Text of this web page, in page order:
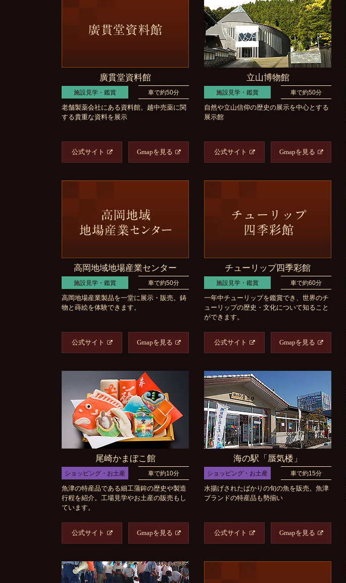
廣貫堂資料館
施設見学・鑑賞 車で約50分
老舗製薬会社にある資料館。越中売薬に関
する貴重な資料を展示
公式サイト Gmapを見る
立山博物館
施設見学・鑑賞 車で約50分
自然や立山信仰の歴史の展示を中心とする
展示館
公式サイト Gmapを見る
高岡地域地場産業センター
施設見学・鑑賞 車で約50分
高岡地場産業製品を一堂に展示・販売。鋳
物と蒔絵を体験できます。
公式サイト Gmapを見る
チューリップ四季彩館
施設見学・鑑賞 車で約60分
一年中チューリップを鑑賞でき、世界のチ
ューリップの歴史・文化について知ること
ができます。
公式サイト Gmapを見る
尾崎かまぼこ館
ショッピング・お土産 車で約10分
魚津の特産品である細工蒲鉾の歴史や製造
行程を紹介。工場見学やお土産の販売もし
ています。
公式サイト Gmapを見る
海の駅「蜃気楼」
ショッピング・お土産 車で約15分
水揚げされたばかりの旬の魚を販売。魚津
ブランドの特産品も勢揃い
公式サイト Gmapを見る